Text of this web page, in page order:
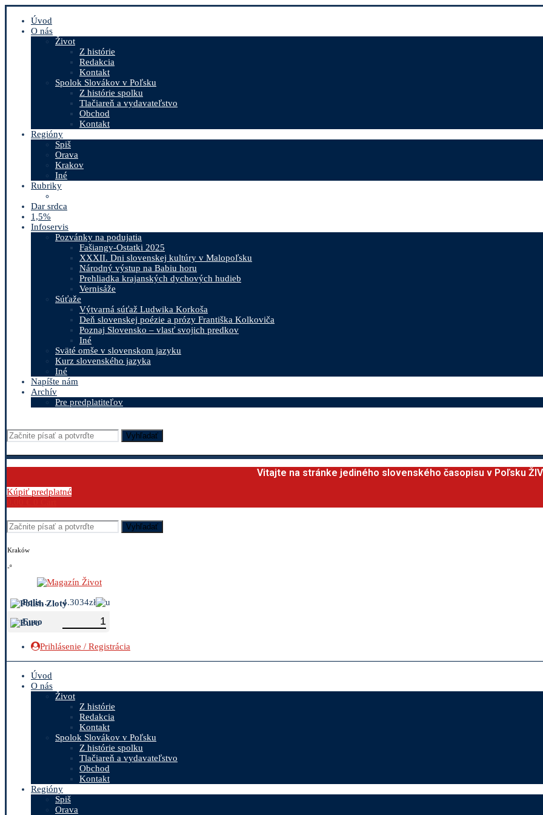
Úvod
O nás
Život
Z histórie
Redakcia
Kontakt
Spolok Slovákov v Poľsku
Z histórie spolku
Tlačiareň a vydavateľstvo
Obchod
Kontakt
Regióny
Spiš
Orava
Krakov
Iné
Rubriky
Dar srdca
1,5%
Infoservis
Pozvánky na podujatia
Fašiangy-Ostatki 2025
XXXII. Dni slovenskej kultúry v Malopoľsku
Národný výstup na Babiu horu
Prehliadka krajanských dychových hudieb
Vernisáže
Súťaže
Výtvarná súťaž Ludwika Korkoša
Deň slovenskej poézie a prózy Františka Kolkoviča
Poznaj Slovensko – vlasť svojich predkov
Iné
Sväté omše v slovenskom jazyku
Kurz slovenského jazyka
Iné
Napíšte nám
Archív
Pre predplatiteľov
Vyhľadať
Vitajte na stránke jediného slovenského časopisu v Poľsku
Kúpiť predplatné
Vyhľadať
Kraków
-º
Polish Zloty
4.3034zł
Euro
Prihlásenie / Registrácia
Úvod
O nás
Život
Z histórie
Redakcia
Kontakt
Spolok Slovákov v Poľsku
Z histórie spolku
Tlačiareň a vydavateľstvo
Obchod
Kontakt
Regióny
Spiš
Orava